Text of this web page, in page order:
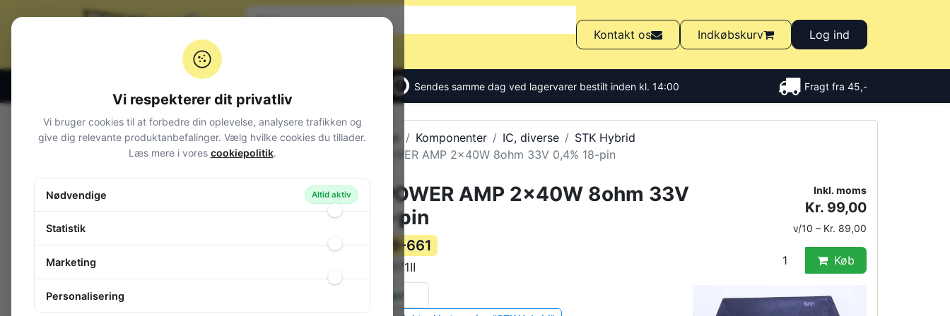
Kontakt os Indkøbskurv Log ind
Sendes samme dag ved lagervarer bestilt inden kl. 14:00 Fragt fra 45,-
Alle produkter Komponenter IC, diverse
STK Hybrid
Stereo POWER AMP 2x40W 8ohm 33V 0,4% 18-pin
Stereo POWER AMP 2x40W 8ohm 33V
0,4% 18-pin
Varenummer: 99-661
STK4171II
på lager
Inkl. moms
Kr. 99,00
v/10 – Kr. 89,00
Køb
Varegrupper
Audio
Computerudstyr
Vi respekterer dit privatliv
Vi bruger cookies til at forbedre din oplevelse, analysere trafikken og
give dig relevante produktanbefalinger. Vælg hvilke cookies du tillader.
Læs mere i vores cookiepolitik.
Nødvendige Altid aktiv
Statistik
Marketing
Personalisering